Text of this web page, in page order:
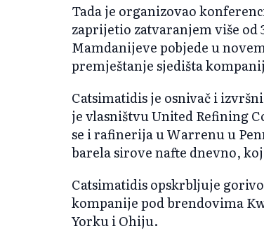
Tada je organizovao
zaprijetio zatvaranjem više od
Mamdanijeve pobjede u
premještanje sjedišta
Catsimatidis je osnivač i
je vlasništvu United Refining
se i rafinerija u Warrenu u
barela sirove nafte dnevno,
Catsimatidis opskrbljuje
kompanije pod brendovima
Yorku i Ohiju.